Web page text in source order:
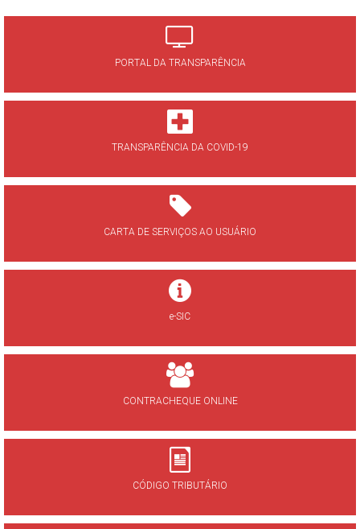
PORTAL DA TRANSPARÊNCIA
TRANSPARÊNCIA DA COVID-19
CARTA DE SERVIÇOS AO USUÁRIO
e-SIC
CONTRACHEQUE ONLINE
CÓDIGO TRIBUTÁRIO